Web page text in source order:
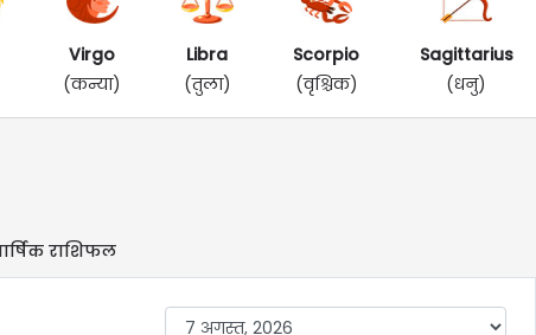
Virgo
(कन्या)
Libra
(तुला)
Scorpio
(वृश्चिक)
Sagittarius
(धनु)
राशिफल